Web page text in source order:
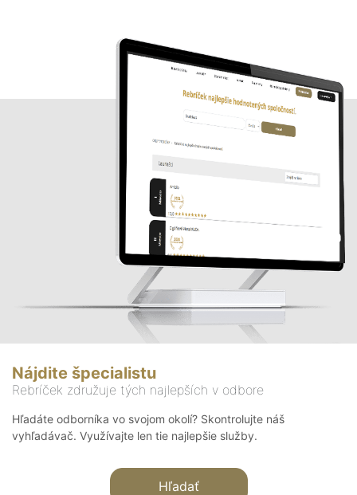
Nájdite špecialistu
Rebríček združuje tých najlepších v odbore
Hľadáte odborníka vo svojom okolí? Skontrolujte náš
vyhľadávač. Využívajte len tie najlepšie služby.
Hľadať